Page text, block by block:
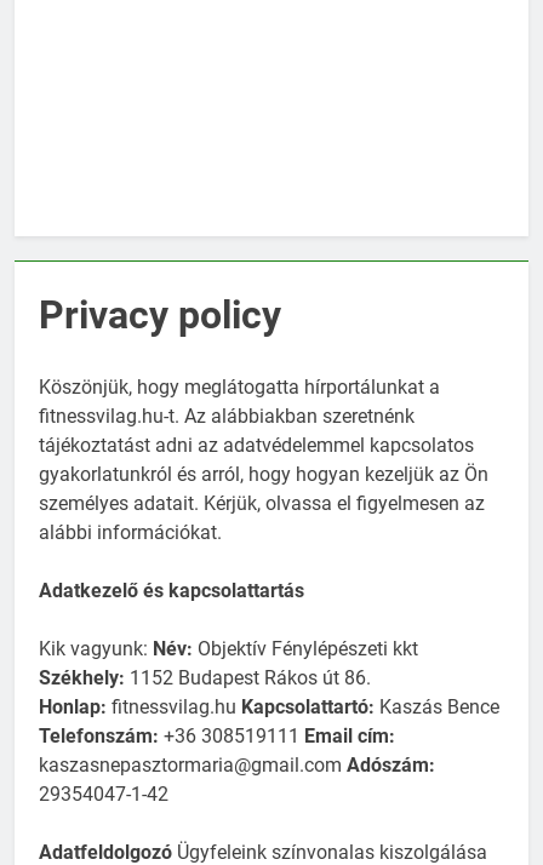
Privacy policy
Köszönjük, hogy meglátogatta hírportálunkat a
fitnessvilag.hu-t. Az alábbiakban szeretnénk
tájékoztatást adni az adatvédelemmel kapcsolatos
gyakorlatunkról és arról, hogy hogyan kezeljük az Ön
személyes adatait. Kérjük, olvassa el figyelmesen az
alábbi információkat.
Adatkezelő és kapcsolattartás
Kik vagyunk: Név: Objektív Fénylépészeti kkt
Székhely: 1152 Budapest Rákos út 86.
Honlap: fitnessvilag.hu Kapcsolattartó: Kaszás Bence
Telefonszám: +36 308519111 Email cím:
kaszasnepasztormaria@gmail.com Adószám:
29354047-1-42
Adatfeldolgozó Ügyfeleink színvonalas kiszolgálása